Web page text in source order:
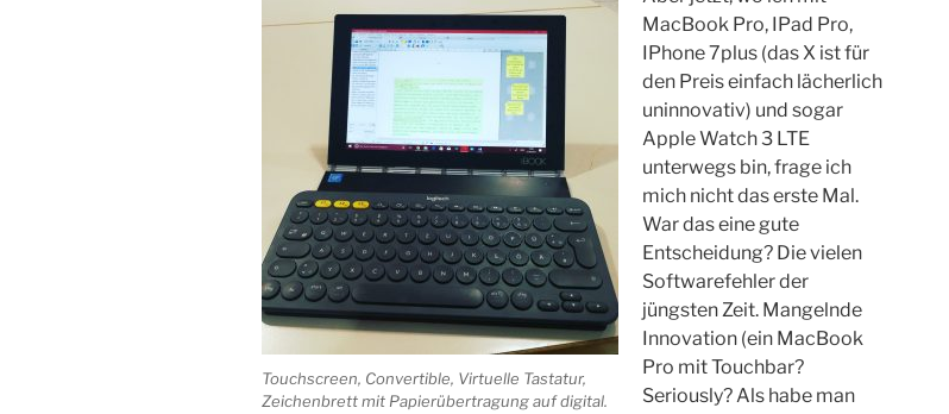
Touchscreen, Convertible, Virtuelle Tastatur,
Zeichenbrett mit Papierübertragung auf digital.
MacBook Pro, IPad Pro,
IPhone 7plus (das X ist für
den Preis einfach lächerlich
uninnovativ) und sogar
Apple Watch 3 LTE
unterwegs bin, frage ich
mich nicht das erste Mal.
War das eine gute
Entscheidung? Die vielen
Softwarefehler der
jüngsten Zeit. Mangelnde
Innovation (ein MacBook
Pro mit Touchbar?
Seriously? Als habe man